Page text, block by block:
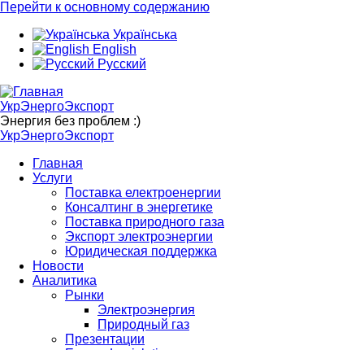
Перейти к основному содержанию
Українська
English
Русский
УкрЭнергоЭкспорт
Энергия без проблем :)
УкрЭнергоЭкспорт
Главная
Услуги
Поставка електроенергии
Консалтинг в энергетике
Поставка природного газа
Экспорт электроэнергии
Юридическая поддержка
Новости
Аналитика
Рынки
Электроэнергия
Природный газ
Презентации